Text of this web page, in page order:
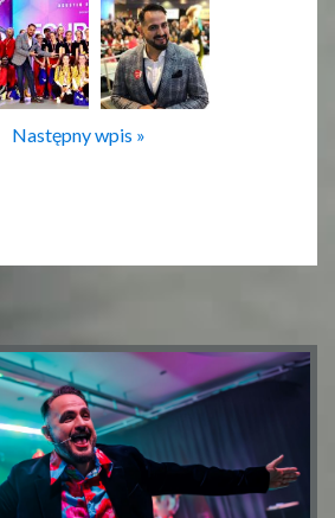
Następny wpis »